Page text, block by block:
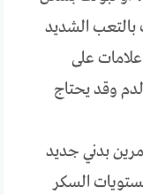
بالتعب الشديد
على
وقد يحتاج
بدني جديد
السكر